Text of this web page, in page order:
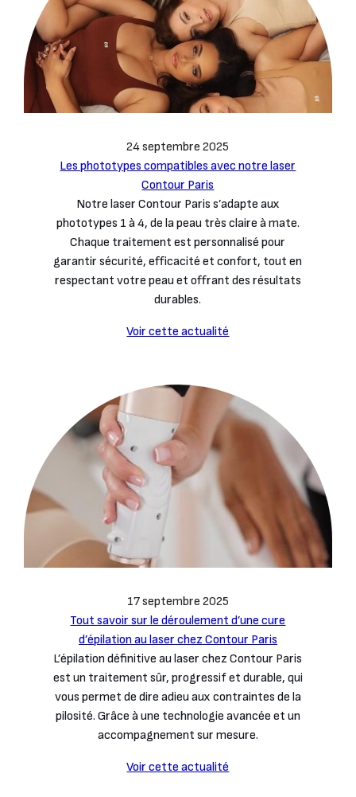
24 septembre 2025
Les phototypes compatibles avec notre laser
Contour Paris
Notre laser Contour Paris s’adapte aux
phototypes 1 à 4, de la peau très claire à mate.
Chaque traitement est personnalisé pour
garantir sécurité, efficacité et confort, tout en
respectant votre peau et offrant des résultats
durables.
Voir cette actualité
17 septembre 2025
Tout savoir sur le déroulement d’une cure
d’épilation au laser chez Contour Paris
L’épilation définitive au laser chez Contour Paris
est un traitement sûr, progressif et durable, qui
vous permet de dire adieu aux contraintes de la
pilosité. Grâce à une technologie avancée et un
accompagnement sur mesure.
Voir cette actualité